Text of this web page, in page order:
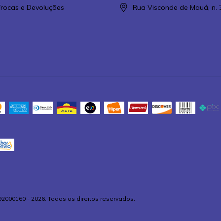
e Devoluções Rua Visconde de Mauá, n.
- 2026. Todos os direitos reservados.